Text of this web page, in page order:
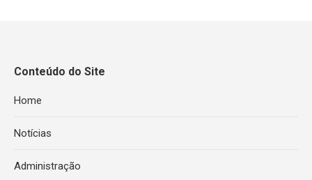
Conteúdo do Site
Home
Notícias
Administração